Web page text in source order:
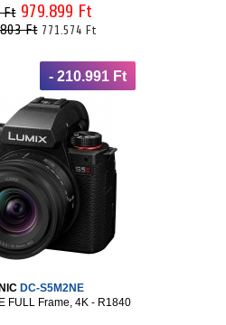
Ft 979.899 Ft
Ft 771.574 Ft
- 210.991 Ft
DC-S5M2NE
FULL Frame, 4K - R1840